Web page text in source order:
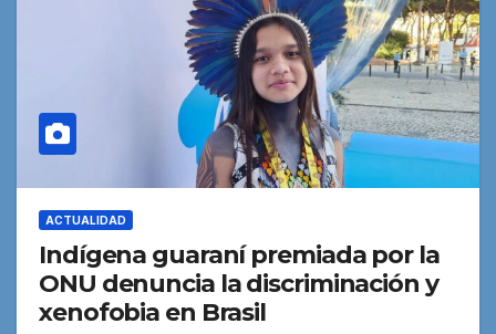
ACTUALIDAD
Indígena guaraní premiada por la
ONU denuncia la discriminación y
xenofobia en Brasil